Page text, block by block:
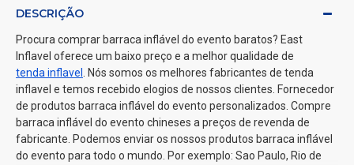
DESCRIÇÃO
Procura comprar barraca inflável do evento baratos? East
Inflavel oferece um baixo preço e a melhor qualidade de
tenda inflavel
. Nós somos os melhores fabricantes de tenda
inflavel e temos recebido elogios de nossos clientes. Fornecedor
de produtos barraca inflável do evento personalizados. Compre
barraca inflável do evento chineses a preços de revenda de
fabricante. Podemos enviar os nossos produtos barraca inflável
do evento para todo o mundo. Por exemplo: Sao Paulo, Rio de